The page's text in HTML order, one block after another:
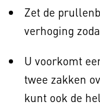
Zet de
verhoging
U voorkomt
twee zakken
kunt ook de